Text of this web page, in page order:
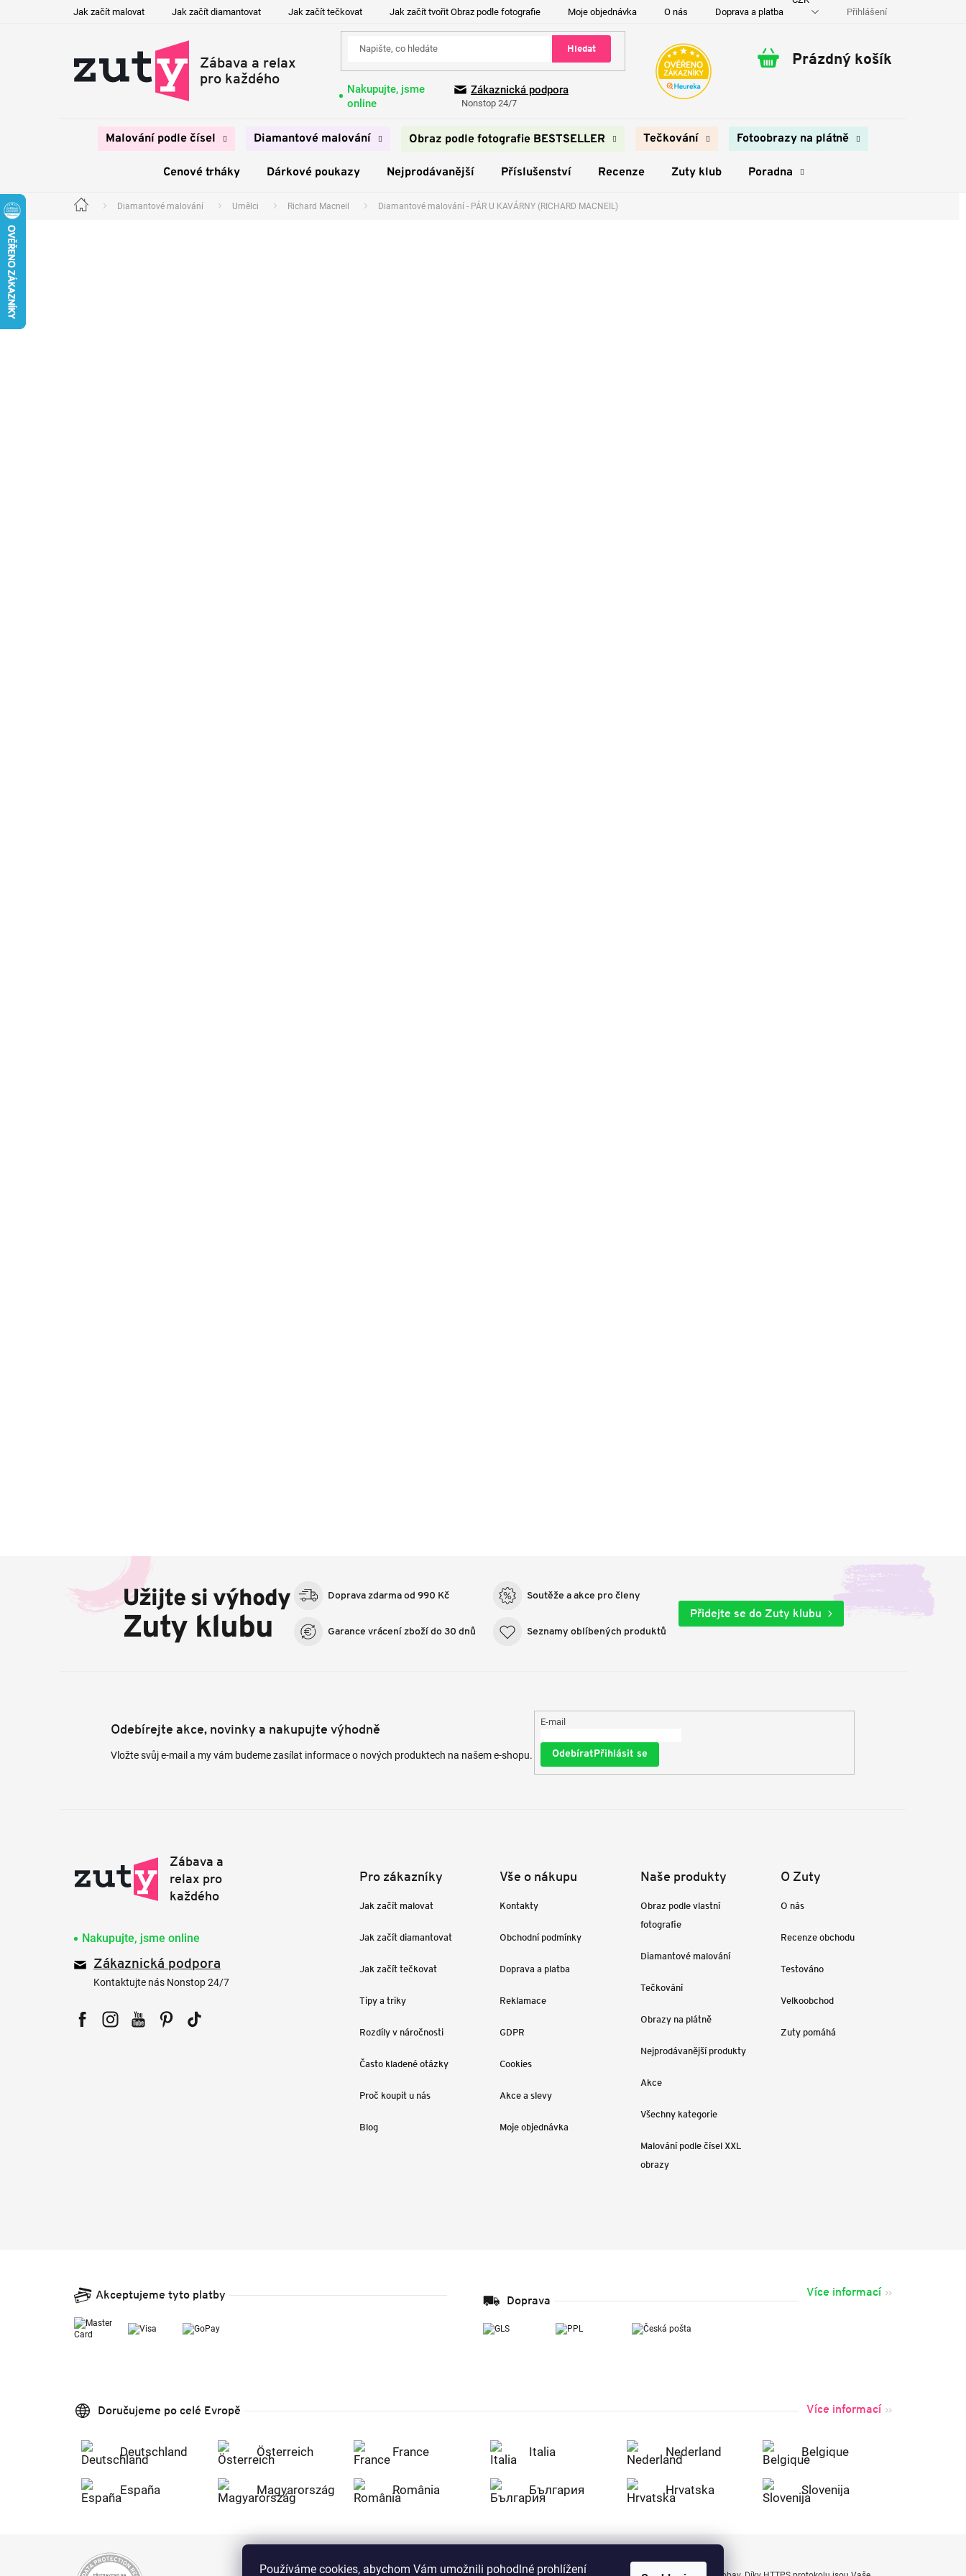
Používáme cookies, abychom Vám umožnili pohodlné prohlížení
Jak začít malovat Jak začít diamantovat Jak začít tečkovat Jak začít tvořit Obraz podle fotografie Moje objednávka O nás Doprava a platba Kontakty Přihlášení
Hledat
Nakupujte, jsme
online
Zákaznická podpora
Nonstop 24/7
Nákupní
Prázdný košík
Malování podle čísel Diamantové malování Obraz podle fotografie BESTSELLER Tečkování Fotoobrazy na plátně
Cenové trháky Dárkové poukazy Nejprodávanější Příslušenství Recenze Zuty klub Poradna
Domů Diamantové malování Umělci Richard Macneil Diamantové malování - PÁR U KAVÁRNY (RICHARD MACNEIL)
Užijte si výhody
Zuty klubu
Doprava zdarma od 990 Kč
Garance vrácení zboží do 30 dnů
Soutěže a akce pro členy
Seznamy oblíbených produktů
Přidejte se do Zuty klubu
Odebírejte akce, novinky a nakupujte výhodně
Vložte svůj e-mail a my vám budeme zasílat informace o nových produktech na našem e-shopu.
E-mail
Přihlásit se
Nakupujte, jsme online
Zákaznická podpora
Kontaktujte nás Nonstop 24/7
Pro zákazníky
Jak začít malovat
Jak začít diamantovat
Jak začít tečkovat
Tipy a triky
Rozdíly v náročnosti
Často kladené otázky
Proč koupit u nás
Blog
Vše o nákupu
Kontakty
Obchodní podmínky
Doprava a platba
Reklamace
GDPR
Cookies
Akce a slevy
Moje objednávka
Naše produkty
Obraz podle vlastní
fotografie
Diamantové malování
Tečkování
Obrazy na plátně
Nejprodávanější produkty
Akce
Všechny kategorie
Malování podle čísel XXL
obrazy
O Zuty
O nás
Recenze obchodu
Testováno
Velkoobchod
Zuty pomáhá
Akceptujeme tyto platby Doprava
Více informací
Doručujeme po celé Evropě Více informací
Deutschland Österreich France Italia Nederland Belgique
España Magyarország România България Hrvatska Slovenija